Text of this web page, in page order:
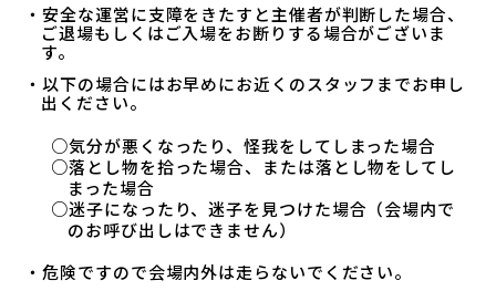
・安全な運営に支障をきたすと主催者が判断した場合、
ご退場もしくはご入場をお断りする場合がございま
す。
・以下の場合にはお早めにお近くのスタッフまでお申し
出ください。
○気分が悪くなったり、怪我をしてしまった場合
○落とし物を拾った場合、または落とし物をしてし
まった場合
○迷子になったり、迷子を見つけた場合（会場内で
のお呼び出しはできません）
・危険ですので会場内外は走らないでください。